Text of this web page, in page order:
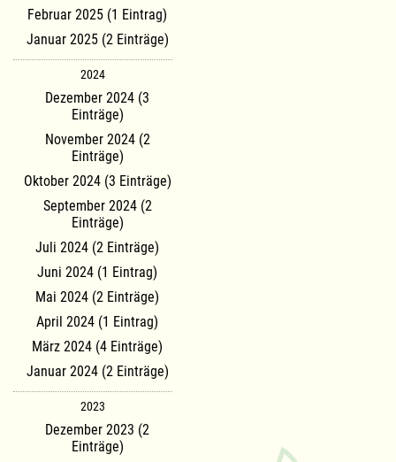
Februar 2025 (1 Eintrag)
Januar 2025 (2 Einträge)
2024
Dezember 2024 (3
Einträge)
November 2024 (2
Einträge)
Oktober 2024 (3 Einträge)
September 2024 (2
Einträge)
Juli 2024 (2 Einträge)
Juni 2024 (1 Eintrag)
Mai 2024 (2 Einträge)
April 2024 (1 Eintrag)
März 2024 (4 Einträge)
Januar 2024 (2 Einträge)
2023
Dezember 2023 (2
Einträge)